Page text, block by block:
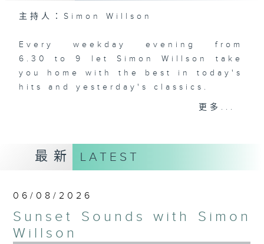
主持人：Simon Willson
Every weekday evening from
6.30 to 9 let Simon Willson take
you home with the best in today's
hits and yesterday's classics.
更多...
最新 LATEST
06/08/2026
Sunset Sounds with Simon
Willson